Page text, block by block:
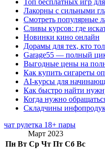
Лакорны с сильными
Смотреть популярные
Сливы курсов: где
Новинки кино онлайн
Дорамы для тех, кто
Garage55 — полный
Выгодные цены на
Как купить сигареты
AI-курсы для
Как быстро найти
Когда нужно
Складчины
чат рулетка 18+ пары
Март 2023
Пн Вт Ср Чт Пт Сб Вс